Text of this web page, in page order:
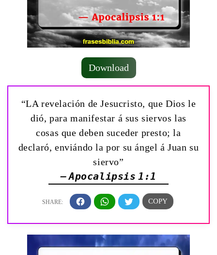
Download
“LA revelación de Jesucristo, que Dios le
dió, para manifestar á sus siervos las
cosas que deben suceder presto; la
declaró, enviándo la por su ángel á Juan su
siervo”
— Apocalipsis 1:1